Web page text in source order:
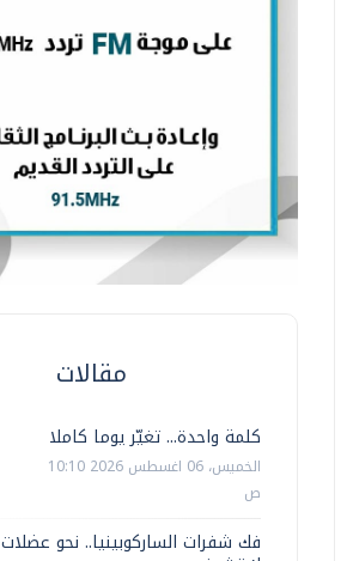
مقالات
كلمة واحدة... تغيّر يوما كاملا
الخميس، 06 اغسطس 2026 10:10
ص
فك شفرات الساركوبينيا.. نحو عضلات